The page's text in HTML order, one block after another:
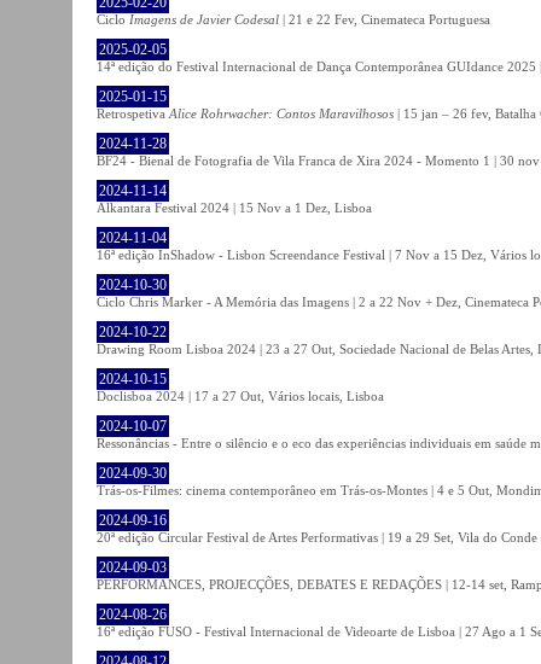
Ciclo Imagens de Javier Codesal | 21 e 22 Fev, Cinemateca Portuguesa
2025-02-05
14ª edição do Festival Internacional de Dança Contemporânea GUIdance 2025
2025-01-15
Retrospetiva Alice Rohrwacher: Contos Maravilhosos | 15 jan – 26 fev, Batalha
2024-11-28
BF24 - Bienal de Fotografia de Vila Franca de Xira 2024 - Momento 1 | 30
2024-11-14
Alkantara Festival 2024 | 15 Nov a 1 Dez, Lisboa
2024-11-04
16ª edição InShadow - Lisbon Screendance Festival | 7 Nov a 15 Dez, Vários
2024-10-30
Ciclo Chris Marker - A Memória das Imagens | 2 a 22 Nov + Dez, Cinemateca
2024-10-22
Drawing Room Lisboa 2024 | 23 a 27 Out, Sociedade Nacional de Belas Artes,
2024-10-15
Doclisboa 2024 | 17 a 27 Out, Vários locais, Lisboa
2024-10-07
Ressonâncias - Entre o silêncio e o eco das experiências individuais em
2024-09-30
Trás-os-Filmes: cinema contemporâneo em Trás-os-Montes | 4 e 5 Out,
2024-09-16
20ª edição Circular Festival de Artes Performativas | 19 a 29 Set, Vila do Conde
2024-09-03
PERFORMANCES, PROJECÇÕES, DEBATES E REDAÇÕES | 12-14 set,
2024-08-26
16ª edição FUSO - Festival Internacional de Videoarte de Lisboa | 27 Ago a 1